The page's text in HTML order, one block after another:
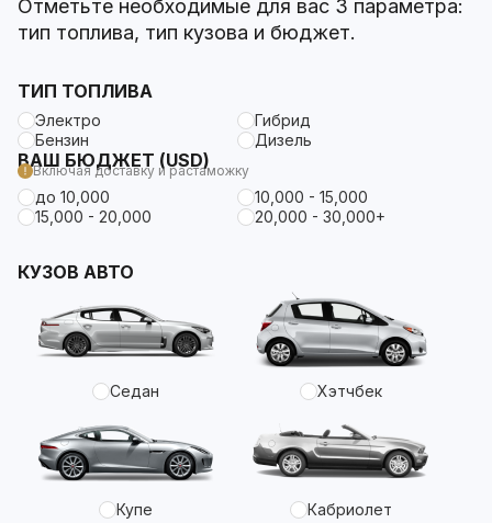
Отметьте необходимые для вас 3 параметра:
тип топлива, тип кузова и бюджет.
ТИП ТОПЛИВА
Электро
Гибрид
Бензин
Дизель
ВАШ БЮДЖЕТ (USD)
Включая доставку и растаможку
до 10,000
10,000 - 15,000
15,000 - 20,000
20,000 - 30,000+
КУЗОВ АВТО
Седан Хэтчбек
Купе Кабриолет